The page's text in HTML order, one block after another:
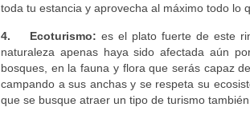
toda tu estancia y aprovecha al máximo todo lo
4. Ecoturismo: es el plato fuerte de este
naturaleza apenas haya sido afectada aún
bosques, en la fauna y flora que serás capaz
campando a sus anchas y se respeta su
que se busque atraer un tipo de turismo